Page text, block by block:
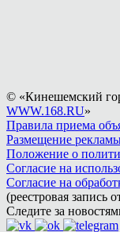
© «Кинешемский
WWW.168.RU»
Правила приема
Размещение
Положение о
Согласие на
Согласие на
(реестровая
Следите за